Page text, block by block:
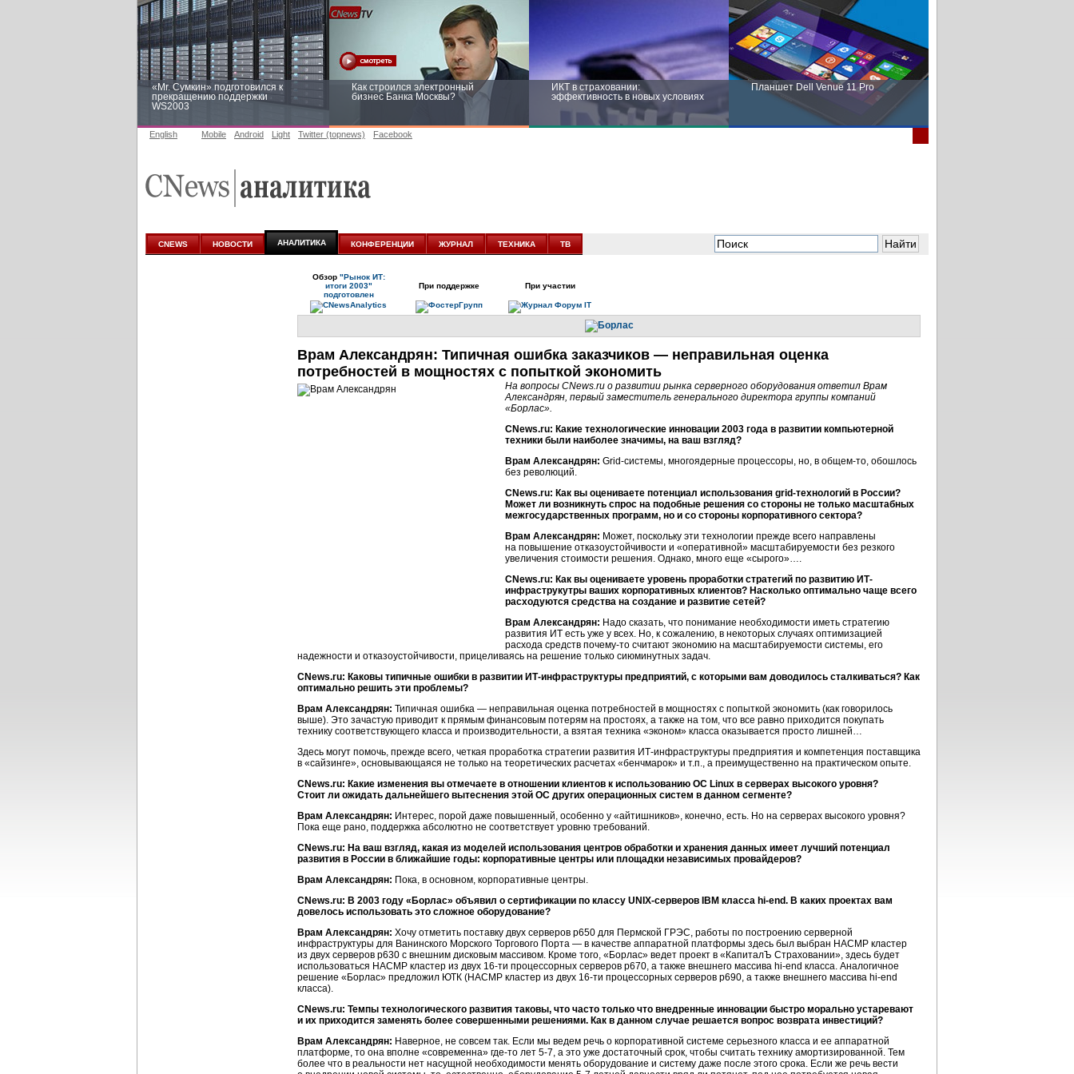
«Mr. Сумкин» подготовился к
прекращению поддержки
WS2003
Как строился электронный
бизнес Банка Москвы?
ИКТ в страховании:
эффективность в новых условиях
Планшет Dell Venue 11 Pro
аналитике
новых условиях
English Mobile Android Light Twitter (topnews) Facebook
CNEWS НОВОСТИ АНАЛИТИКА КОНФЕРЕНЦИИ ЖУРНАЛ ТЕХНИКА ТВ
Обзор "Рынок ИТ:
итоги 2003"
подготовлен
При поддержке При участии
Врам Александрян: Типичная ошибка заказчиков — неправильная оценка
потребностей в мощностях с попыткой экономить
На вопросы CNews.ru о развитии рынка серверного оборудования ответил Врам
Александрян, первый заместитель генерального директора группы компаний
«Борлас».
CNews.ru: Какие технологические инновации 2003 года в развитии компьютерной
техники были наиболее значимы, на ваш взгляд?
Врам Александрян: Grid-системы, многоядерные процессоры, но, в общем-то, обошлось
без революций.
CNews.ru: Как вы оцениваете потенциал использования grid-технологий в России?
Может ли возникнуть спрос на подобные решения со стороны не только масштабных
межгосударственных программ, но и со стороны корпоративного сектора?
Врам Александрян: Может, поскольку эти технологии прежде всего направлены
на повышение отказоустойчивости и «оперативной» масштабируемости без резкого
увеличения стоимости решения. Однако, много еще «сырого»….
CNews.ru: Как вы оцениваете уровень проработки стратегий по развитию ИТ-
инфраструкутры ваших корпоративных клиентов? Насколько оптимально чаще всего
расходуются средства на создание и развитие сетей?
Врам Александрян: Надо сказать, что понимание необходимости иметь стратегию
развития ИТ есть уже у всех. Но, к сожалению, в некоторых случаях оптимизацией
расхода средств почему-то считают экономию на масштабируемости системы, его
надежности и отказоустойчивости, прицеливаясь на решение только сиюминутных задач.
CNews.ru: Каковы типичные ошибки в развитии ИТ-инфраструктуры предприятий, с которыми вам доводилось сталкиваться? Как
оптимально решить эти проблемы?
Врам Александрян: Типичная ошибка — неправильная оценка потребностей в мощностях с попыткой экономить (как говорилось
выше). Это зачастую приводит к прямым финансовым потерям на простоях, а также на том, что все равно приходится покупать
технику соответствующего класса и производительности, а взятая техника «эконом» класса оказывается просто лишней…
Здесь могут помочь, прежде всего, четкая проработка стратегии развития ИТ-инфраструктуры предприятия и компетенция поставщика
в «сайзинге», основывающаяся не только на теоретических расчетах «бенчмарок» и т.п., а преимущественно на практическом опыте.
CNews.ru: Какие изменения вы отмечаете в отношении клиентов к использованию ОС Linux в серверах высокого уровня?
Стоит ли ожидать дальнейшего вытеснения этой ОС других операционных систем в данном сегменте?
Врам Александрян: Интерес, порой даже повышенный, особенно у «айтишников», конечно, есть. Но на серверах высокого уровня?
Пока еще рано, поддержка абсолютно не соответствует уровню требований.
CNews.ru: На ваш взгляд, какая из моделей использования центров обработки и хранения данных имеет лучший потенциал
развития в России в ближайшие годы: корпоративные центры или площадки независимых провайдеров?
Врам Александрян: Пока, в основном, корпоративные центры.
CNews.ru: В 2003 году «Борлас» объявил о сертификации по классу UNIX-серверов IBM класса hi-end. В каких проектах вам
довелось использовать это сложное оборудование?
Врам Александрян: Хочу отметить поставку двух серверов p650 для Пермской ГРЭС, работы по построению серверной
инфраструктуры для Ванинского Морского Торгового Порта — в качестве аппаратной платформы здесь был выбран HACMP кластер
из двух серверов p630 с внешним дисковым массивом. Кроме того, «Борлас» ведет проект в «КапиталЪ Страховании», здесь будет
использоваться HACMP кластер из двух 16-ти процессорных серверов p670, а также внешнего массива hi-end класса. Аналогичное
решение «Борлас» предложил ЮТК (HACMP кластер из двух 16-ти процессорных серверов p690, а также внешнего массива hi-end
класса).
CNews.ru: Темпы технологического развития таковы, что часто только что внедренные инновации быстро морально устаревают
и их приходится заменять более совершенными решениями. Как в данном случае решается вопрос возврата инвестиций?
Врам Александрян: Наверное, не совсем так. Если мы ведем речь о корпоративной системе серьезного класса и ее аппаратной
платформе, то она вполне «современна» где-то лет 5-7, а это уже достаточный срок, чтобы считать технику амортизированной. Тем
более что в реальности нет насущной необходимости менять оборудование и систему даже после этого срока. Если же речь вести